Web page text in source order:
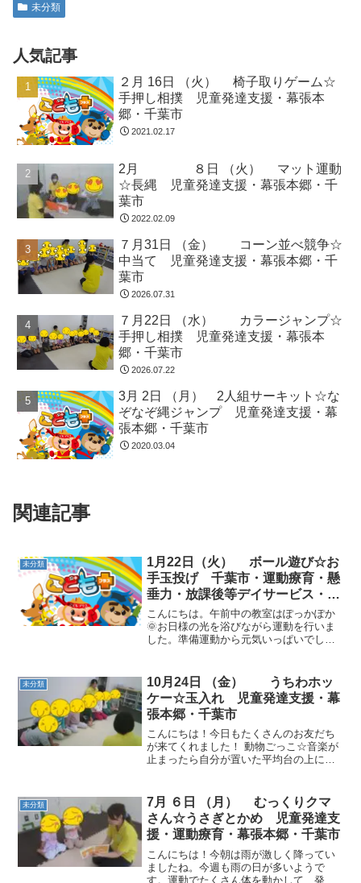
未分類
人気記事
２月 16日 （火） 椅子取りゲーム☆
手押し相撲 児童発達支援・幕張本
郷・千葉市
2021.02.17
2月 ８日 （火） マット運動
☆長縄 児童発達支援・幕張本郷・千
葉市
2022.02.09
７月31日 （金） コーン並べ競争☆
中当て 児童発達支援・幕張本郷・千
葉市
2026.07.31
７月22日 （水） カラージャンプ☆
手押し相撲 児童発達支援・幕張本
郷・千葉市
2026.07.22
3月 2日 （月） 2人組サーキット☆な
ぞなぞ縄ジャンプ 児童発達支援・幕
張本郷・千葉市
2020.03.04
関連記事
未分類
1月22日（火） ボール遊び☆お
手玉投げ 千葉市・運動療育・懸
垂力・放課後等デイサービス・児
童発達支援
こんにちは。午前中の教室はぽっかぽか
🌞お日様の光を浴びながら運動を行いま
した。準備運動から元気いっぱいでし
ました。動物歩きも真剣！クマ歩きやカ
エル歩きなど支持力を促す運...
未分類
10月24日 （金） うちわホッ
ケー☆玉入れ 児童発達支援・幕
張本郷・千葉市
こんにちは！今日もたくさんのお友だち
が来てくれました！ 動物ごっこ☆音楽が
止まったら自分が置いた平均台の上に立
いきました。 うちわホッケー☆うちわで
ボールを打ったり、あ...
未分類
7月 ６日 （月） むっくりクマ
さん☆うさぎとかめ 児童発達支
援・運動療育・幕張本郷・千葉市
こんにちは！今朝は雨が激しく降ってい
ましたね。今週も雨の日が多いようで
す。運動でたくさん体を動かして、発散